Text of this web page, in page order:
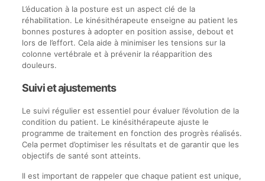
L’éducation à la posture est un aspect clé de la
réhabilitation. Le kinésithérapeute enseigne au patient les
bonnes postures à adopter en position assise, debout et
lors de l’effort. Cela aide à minimiser les tensions sur la
colonne vertébrale et à prévenir la réapparition des
douleurs.
Suivi et ajustements
Le suivi régulier est essentiel pour évaluer l’évolution de la
condition du patient. Le kinésithérapeute ajuste le
programme de traitement en fonction des progrès réalisés.
Cela permet d’optimiser les résultats et de garantir que les
objectifs de santé sont atteints.
Il est important de rappeler que chaque patient est unique,